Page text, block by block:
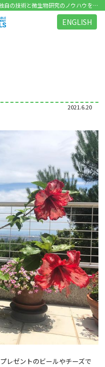
父の日BBQ | 水処理部品の開発・販売で培った独自の技術と微生物研究のノウハウを活かした環境関連ビジネス を展開
ENGLISH
2021.6.20
プレゼントのビールやチーズで